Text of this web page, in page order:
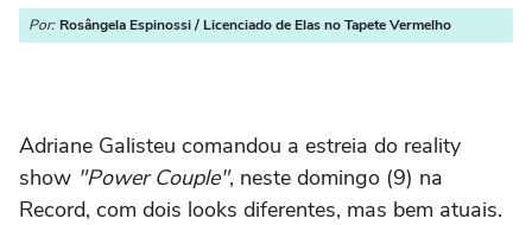
Por: Rosângela Espinossi / Licenciado de Elas no Tapete Vermelho
Adriane Galisteu comandou a estreia do reality
show "Power Couple", neste domingo (9) na
Record, com dois looks diferentes, mas bem atuais.